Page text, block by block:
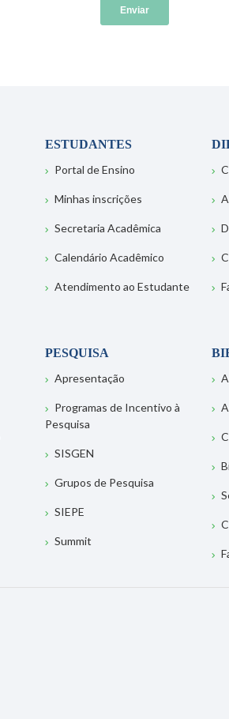
ESTUDANTES
Portal de Ensino
Minhas inscrições
Secretaria Acadêmica
Calendário Acadêmico
Atendimento ao Estudante
PESQUISA
Apresentação
Programas de Incentivo à
Pesquisa
SISGEN
Grupos de Pesquisa
SIEPE
Summit